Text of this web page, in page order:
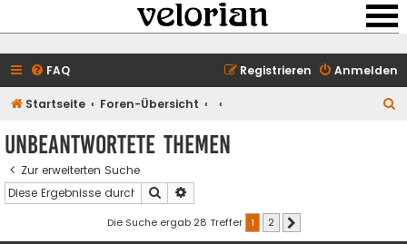
FAQ Anmelden
Registrieren
Startseite Foren-Übersicht
Unbeantwortete Themen
Zur erweiterten Suche
Suche
Die Suche ergab 28 Treffer 1 2